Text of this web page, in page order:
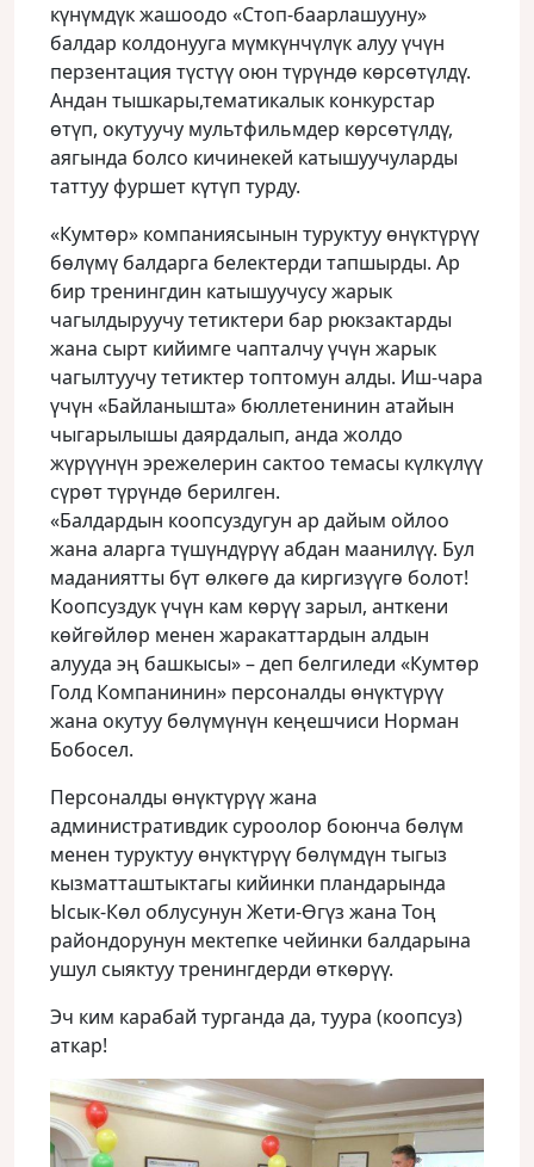
күнүмдүк жашоодо «Стоп-баарлашууну»
балдар колдонууга мүмкүнчүлүк алуу үчүн
перзентация түстүү оюн түрүндө көрсөтүлдү.
Андан тышкары,тематикалык конкурстар
өтүп, окутуучу мультфильмдер көрсөтүлдү,
аягында болсо кичинекей катышуучуларды
таттуу фуршет күтүп турду.
«Кумтөр» компаниясынын туруктуу өнүктүрүү
бөлүмү балдарга белектерди тапшырды. Ар
бир тренингдин катышуучусу жарык
чагылдыруучу тетиктери бар рюкзактарды
жана сырт кийимге чапталчу үчүн жарык
чагылтуучу тетиктер топтомун алды. Иш-чара
үчүн «Байланышта» бюллетенинин атайын
чыгарылышы даярдалып, анда жолдо
жүрүүнүн эрежелерин сактоо темасы күлкүлүү
сүрөт түрүндө берилген.
«Балдардын коопсуздугун ар дайым ойлоо
жана аларга түшүндүрүү абдан маанилүү. Бул
маданиятты бүт өлкөгө да киргизүүгө болот!
Коопсуздук үчүн кам көрүү зарыл, анткени
көйгөйлөр менен жаракаттардын алдын
алууда эң башкысы» – деп белгиледи «Кумтөр
Голд Компанинин» персоналды өнүктүрүү
жана окутуу бөлүмүнүн кеңешчиси Норман
Бобосел.
Персоналды өнүктүрүү жана
административдик суроолор боюнча бөлүм
менен туруктуу өнүктүрүү бөлүмдүн тыгыз
кызматташтыктагы кийинки пландарында
Ысык-Көл облусунун Жети-Өгүз жана Тоң
райондорунун мектепке чейинки балдарына
ушул сыяктуу тренингдерди өткөрүү.
Эч ким карабай турганда да, туура (коопсуз)
аткар!